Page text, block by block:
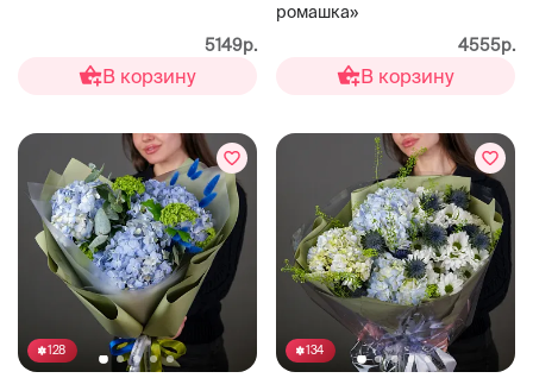
5149р.
В корзину
ромашка»
4555р.
В корзину
128 134